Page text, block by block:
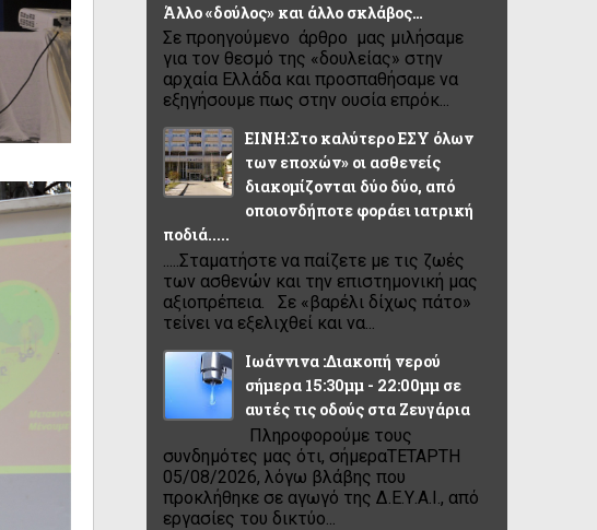
Άλλο «δούλος» και άλλο σκλάβος…
Σε προηγούμενο άρθρο μας μιλήσαμε
για τον θεσμό της «δουλείας» στην
αρχαία Ελλάδα και προσπαθήσαμε να
εξηγήσουμε πως στην ουσία επρόκ...
ΕΙΝΗ:Στο καλύτερο ΕΣΥ όλων
των εποχών» οι ασθενείς
διακομίζονται δύο δύο, από
οποιονδήποτε φοράει ιατρική
ποδιά.....
.....Σταματήστε να παίζετε με τις ζωές
των ασθενών και την επιστημονική μας
αξιοπρέπεια. Σε «βαρέλι δίχως πάτο»
τείνει να εξελιχθεί και να...
Ιωάννινα :Διακοπή νερού
σήμερα 15:30μμ - 22:00μμ σε
αυτές τις οδούς στα Ζευγάρια
Πληροφορούμε τους
συνδημότες μας ότι, σήμεραΤΕΤΑΡΤΗ
05/08/2026, λόγω βλάβης που
προκλήθηκε σε αγωγό της Δ.Ε.Υ.Α.Ι., από
εργασίες του δικτύο...